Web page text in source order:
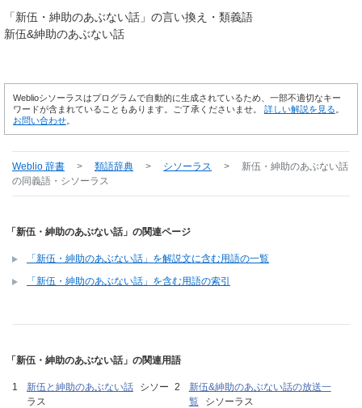
「新伍・紳助のあぶない話 」の言い換え・類義語
新伍&紳助のあぶない話
Weblioシソーラスはプログラムで自動的に生成されているため、一部不適切なキー
ワードが含まれていることもあります。ご了承くださいませ。 詳しい解説を見る
お問い合わせ
Weblio 辞書 > 類語辞典 > シソーラス >
新伍・紳助のあぶない話
の同義語・シソーラス
「新伍・紳助のあぶない話」の関連ページ
「新伍・紳助のあぶない話」を解説文に含む用語の一覧
「新伍・紳助のあぶない話」を含む用語の索引
「新伍・紳助のあぶない話」の関連用語
新伍と紳助のあぶない話
シソー
ラス
新伍&紳助のあぶない話の放送一
覧
シソーラス